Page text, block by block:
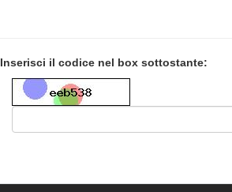
Inserisci il codice nel box sottostante: